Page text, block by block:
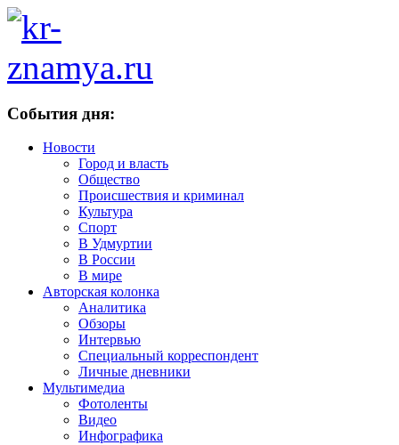
События дня:
Новости
Город и власть
Общество
Происшествия и криминал
Культура
Спорт
В Удмуртии
В России
В мире
Авторская колонка
Аналитика
Обзоры
Интервью
Специальный корреспондент
Личные дневники
Мультимедиа
Фотоленты
Видео
Инфографика